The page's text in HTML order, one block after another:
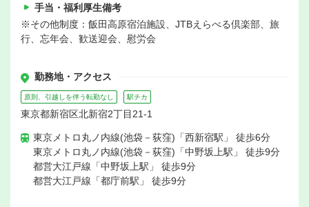
手当・福利厚生備考
※その他制度：飯田高原宿泊施設、JTBえらべる倶楽部、旅
行、忘年会、歓送迎会、慰労会
勤務地・アクセス
原則、引越しを伴う転勤なし 駅チカ
東京都新宿区北新宿2丁目21-1
東京メトロ丸ノ内線(池袋－荻窪)「西新宿駅」 徒歩6分
東京メトロ丸ノ内線(池袋－荻窪)「中野坂上駅」 徒歩9分
都営大江戸線「中野坂上駅」 徒歩9分
都営大江戸線「都庁前駅」 徒歩9分